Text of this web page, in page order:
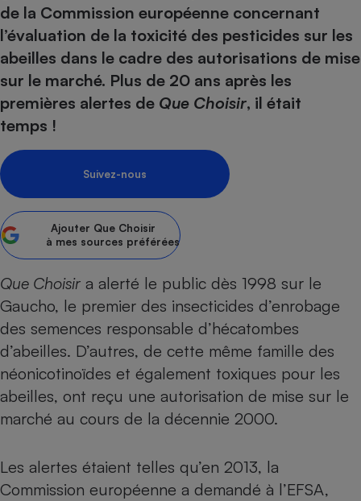
de la Commission européenne concernant
l’évaluation de la toxicité des pesticides sur les
abeilles dans le cadre des autorisations de mise
sur le marché. Plus de 20 ans après les
premières alertes de Que Choisir, il était
temps !
Suivez-nous
Ajouter Que Choisir
à mes sources préférées
Que Choisir a alerté le public dès 1998 sur le
Gaucho, le premier des insecticides d’enrobage
des semences responsable d’hécatombes
d’abeilles. D’autres, de cette même famille des
néonicotinoïdes et également toxiques pour les
abeilles, ont reçu une autorisation de mise sur le
marché au cours de la décennie 2000.
Les alertes étaient telles qu’en 2013, la
Commission européenne a demandé à l’EFSA,
Sécurité - Hygiène
Complément
alimentaire
Assurance
Banque - Crédit
Epargne - Fiscalité
Circulation routière
Contrôle technique -
Pièce détachée
Moto
Comparateur auto
Comparatif
Comparatif plaque à
Comparatif climatiseur
Comparatif aspirateur
Comparatif robot cuiseur
Comparatif centrale
Gros électroménager
Petit électroménager -
Électricité - Gaz
Comparatif casque audio
Comparatif barre de son
Comparatif ordinateur
Comparatif ultrabook
Image et son
Informatique
Internet
Téléphonie
Crédit immobilier
Comparatif tondeuse
Comparatif poêle à
Aménagement
Produit d'entretien
Sécurité domestique
Hygiène - Beauté
Maladie - Médecine -
Mutuelle
Maison de retraite
Choisir son fioul
Choisir son pellet
Comparateur assurance emprunteur
Energie Moins Chère Ensemble
Toutes les cartes interactives
connexion Internet